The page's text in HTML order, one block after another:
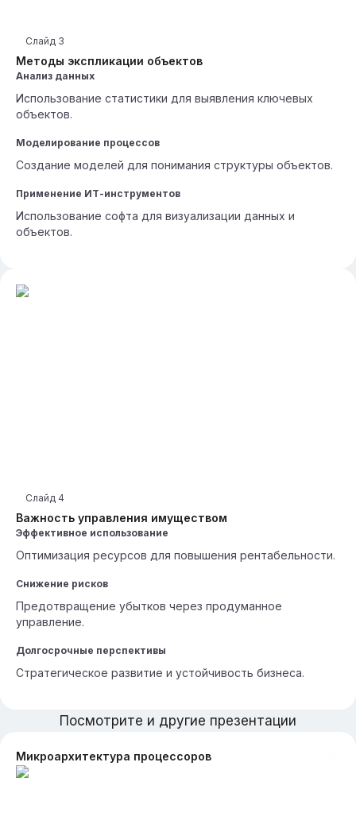
Методы экспликации объектов
Слайд 3
Анализ данных
Использование статистики для выявления ключевых
объектов.
Моделирование процессов
Создание моделей для понимания структуры объектов.
Применение ИТ-инструментов
Использование софта для визуализации данных и
объектов.
Важность управления имуществом
Слайд 4
Эффективное использование
Оптимизация ресурсов для повышения рентабельности.
Снижение рисков
Предотвращение убытков через продуманное
управление.
Долгосрочные перспективы
Стратегическое развитие и устойчивость бизнеса.
Посмотрите и другие презентации
Микроархитектура процессоров